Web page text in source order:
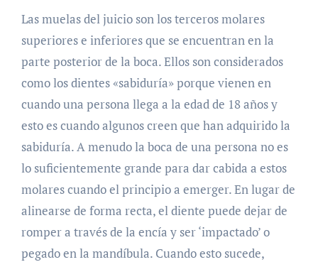
Las muelas del juicio son los terceros molares
superiores e inferiores que se encuentran en la
parte posterior de la boca. Ellos son considerados
como los dientes «sabiduría» porque vienen en
cuando una persona llega a la edad de 18 años y
esto es cuando algunos creen que han adquirido la
sabiduría. A menudo la boca de una persona no es
lo suficientemente grande para dar cabida a estos
molares cuando el principio a emerger. En lugar de
alinearse de forma recta, el diente puede dejar de
romper a través de la encía y ser ‘impactado’ o
pegado en la mandíbula. Cuando esto sucede,